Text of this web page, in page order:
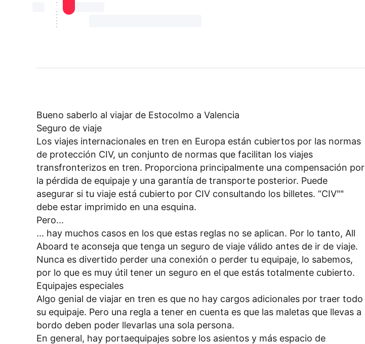
⏳⏳ ⏳ ⏳⏳
Bueno saberlo al viajar de Estocolmo a Valencia
Seguro de viaje
Los viajes internacionales en tren en Europa están cubiertos por las normas
de protección CIV, un conjunto de normas que facilitan los viajes
transfronterizos en tren. Proporciona principalmente una compensación por
la pérdida de equipaje y una garantía de transporte posterior. Puede
asegurar si tu viaje está cubierto por CIV consultando los billetes. “CIV""
debe estar imprimido en una esquina.
Pero...
... hay muchos casos en los que estas reglas no se aplican. Por lo tanto, All
Aboard te aconseja que tenga un seguro de viaje válido antes de ir de viaje.
Nunca es divertido perder una conexión o perder tu equipaje, lo sabemos,
por lo que es muy útil tener un seguro en el que estás totalmente cubierto.
Equipajes especiales
Algo genial de viajar en tren es que no hay cargos adicionales por traer todo
su equipaje. Pero una regla a tener en cuenta es que las maletas que llevas a
bordo deben poder llevarlas una sola persona.
En general, hay portaequipajes sobre los asientos y más espacio de